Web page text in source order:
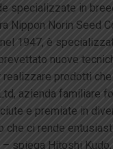
specializzate in
Nippon Norin Seed
1947, è
nuove
prodotti
azienda familiare
e premiate in
che ci rende
spiega Hitoshi